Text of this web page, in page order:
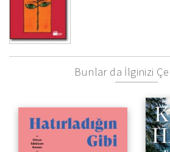
Bunlar da İlginizi